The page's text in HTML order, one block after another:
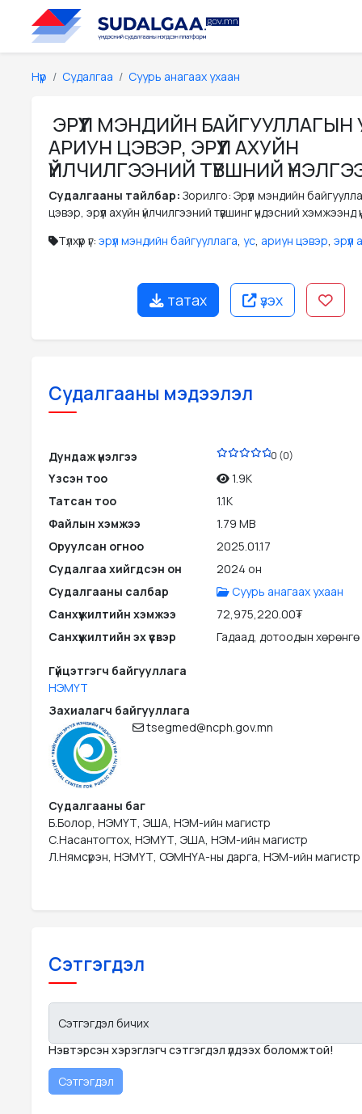
Нүүр Судалгаа Суурь анагаах ухаан
ЭРҮҮЛ МЭНДИЙН БАЙГУУЛЛАГЫН
АРИУН ЦЭВЭР, ЭРҮҮЛ АХУЙН
ҮЙЛЧИЛГЭЭНИЙ ТҮВШНИЙ
Судалгааны тайлбар:Зорилго: Эрүүл мэндийн
цэвэр, эрүүл ахуйн үйлчилгээний түвшинг үндэсний хэмжээнд
Түлхүүр үг: эрүүл мэндийн байгууллага, ус, ариун цэвэр, эрүүл
татах үзэх
Судалгааны мэдээлэл
Дундаж үнэлгээ 0 (0)
Үзсэн тоо
1.9K
Татсан тоо
1.1K
Файлын хэмжээ
1.79 MB
Оруулсан огноо
2025.01.17
Судалгаа хийгдсэн он
2024 он
Судалгааны салбар
Суурь анагаах ухаан
Санхүүжилтийн хэмжээ
72,975,220.00₮
Санхүүжилтийн эх үүсвэр
Гадаад, дотоодын
Гүйцэтгэгч байгууллага
НЭМҮТ
Захиалагч байгууллага
tsegmed@ncph.gov.mn
Судалгааны баг
Б.Болор, НЭМҮТ, ЭША, НЭМ-ийн магистр
С.Насантогтох, НЭМҮТ, ЭША, НЭМ-ийн магистр
Л.Нямсүрэн, НЭМҮТ, ОЭМНҮА-ны дарга, НЭМ-ийн магистр
Сэтгэгдэл
Сэтгэгдэл бичих
Нэвтэрсэн хэрэглэгч сэтгэгдэл үлдээх боломжтой!